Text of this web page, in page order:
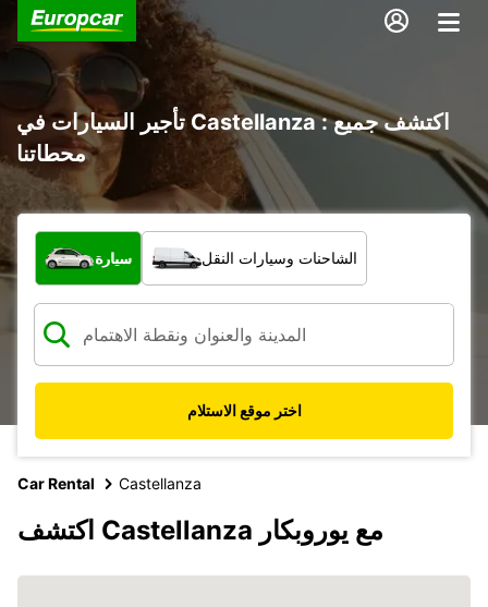
تأجير السيارات في Castellanza : اكتشف جميع
محطاتنا
ما نوع المركبة؟
سيارة الشاحنات وسيارات النقل
اختر موقع الاستلام
Car Rental Castellanza
اكتشف Castellanza مع يوروبكار